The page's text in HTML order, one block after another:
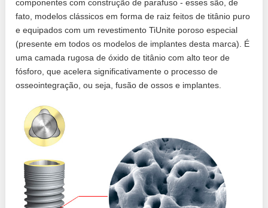
componentes com construção de parafuso - esses são, de
fato, modelos clássicos em forma de raiz feitos de titânio puro
e equipados com um revestimento TiUnite poroso especial
(presente em todos os modelos de implantes desta marca). É
uma camada rugosa de óxido de titânio com alto teor de
fósforo, que acelera significativamente o processo de
osseointegração, ou seja, fusão de ossos e implantes.